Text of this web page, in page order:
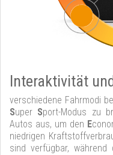
Interaktivität
verschiedene Fahrmodi
Super Sport-Modus zu
Autos aus, um den E
niedrigen
sind verfügbar, während